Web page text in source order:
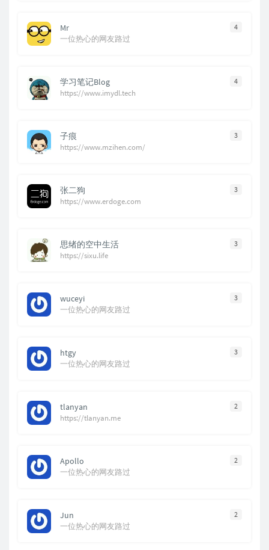
4
Mr
一位热心的网友路过
4
学习笔记Blog
https://www.imydl.tech
3
子痕
https://www.mzihen.com/
3
张二狗
https://www.erdoge.com
3
思绪的空中生活
https://sixu.life
3
wuceyi
一位热心的网友路过
3
htgy
一位热心的网友路过
2
tlanyan
https://tlanyan.me
2
Apollo
一位热心的网友路过
2
Jun
一位热心的网友路过